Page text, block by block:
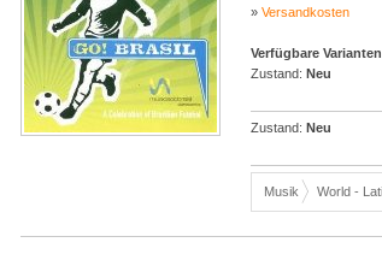
» Versandkosten
Verfügbare
Zustand: Neu
Zustand: Neu
Musik World -